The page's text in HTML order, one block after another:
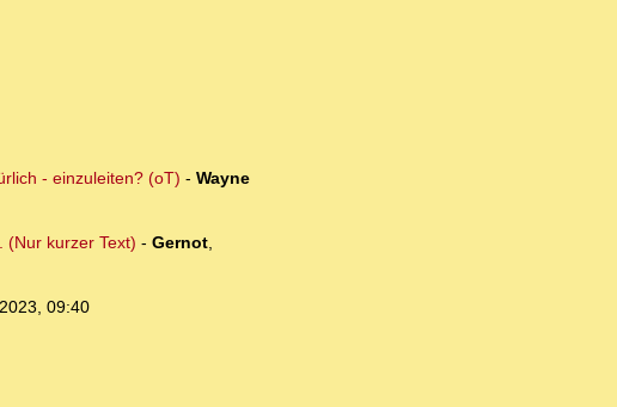
- einzuleiten? (oT) - Wayne
(Nur kurzer Text) - Gernot,
09:40